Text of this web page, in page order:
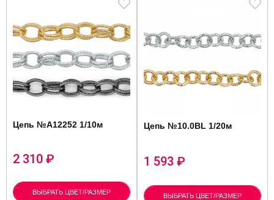
Цепь №A12252 1/10м
2 310 ₽
ВЫБРАТЬ ЦВЕТ/РАЗМЕР
Цепь №10.0BL 1/20м
1 593 ₽
ВЫБРАТЬ ЦВЕТ/РАЗМЕР